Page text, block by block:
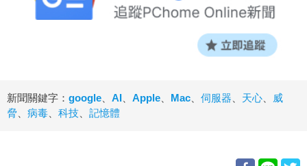
新聞關鍵字： google AI Apple Mac 伺服器 天心
威
脅
病毒 科技 記憶體